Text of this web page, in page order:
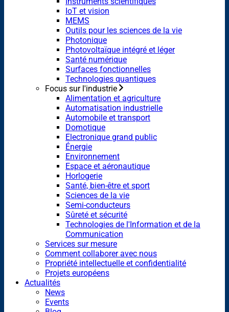
IoT et vision
MEMS
Outils pour les sciences de la vie
Photonique
Photovoltaïque intégré et léger
Santé numérique
Surfaces fonctionnelles
Technologies quantiques
Focus sur l'industrie
Alimentation et agriculture
Automatisation industrielle
Automobile et transport
Domotique
Electronique grand public
Énergie
Environnement
Espace et aéronautique
Horlogerie
Santé, bien-être et sport
Sciences de la vie
Semi-conducteurs
Sûreté et sécurité
Technologies de l'Information et de la
Communication
Services sur mesure
Comment collaborer avec nous
Propriété intellectuelle et confidentialité
Projets européens
Actualités
News
Events